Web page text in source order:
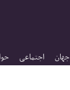
جهان اجتماعی